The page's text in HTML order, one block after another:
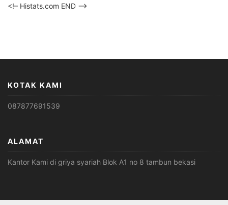
<!– Histats.com END –>
KOTAK KAMI
087877691539
ALAMAT
Kantor Kami di griya syariah Blok A1 no 8 tambun bekasi